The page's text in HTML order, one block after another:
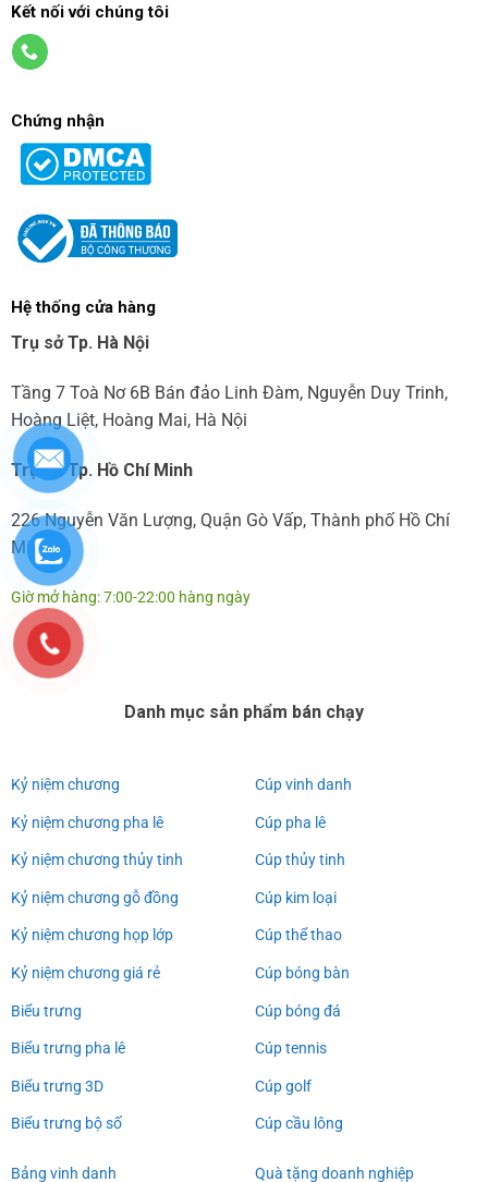
Kết nối với chúng tôi
Chứng nhận
Hệ thống cửa hàng
Trụ sở Tp. Hà Nội
Tầng 7 Toà Nơ 6B Bán đảo Linh Đàm, Nguyễn Duy Trinh,
Hoàng Liệt, Hoàng Mai, Hà Nội
Trụ sở Tp. Hồ Chí Minh
226 Nguyễn Văn Lượng, Quận Gò Vấp, Thành phố Hồ Chí
Minh
Giờ mở hàng: 7:00-22:00 hàng ngày
Danh mục sản phẩm bán chạy
Kỷ niệm chương
Kỷ niệm chương pha lê
Kỷ niệm chương thủy tinh
Kỷ niệm chương gỗ đồng
Kỷ niệm chương họp lớp
Kỷ niệm chương giá rẻ
Biểu trưng
Biểu trưng pha lê
Biểu trưng 3D
Biểu trưng bộ số
Cúp vinh danh
Cúp pha lê
Cúp thủy tinh
Cúp kim loại
Cúp thể thao
Cúp bóng bàn
Cúp bóng đá
Cúp tennis
Cúp golf
Cúp cầu lông
Bảng vinh danh Quà tặng doanh nghiệp